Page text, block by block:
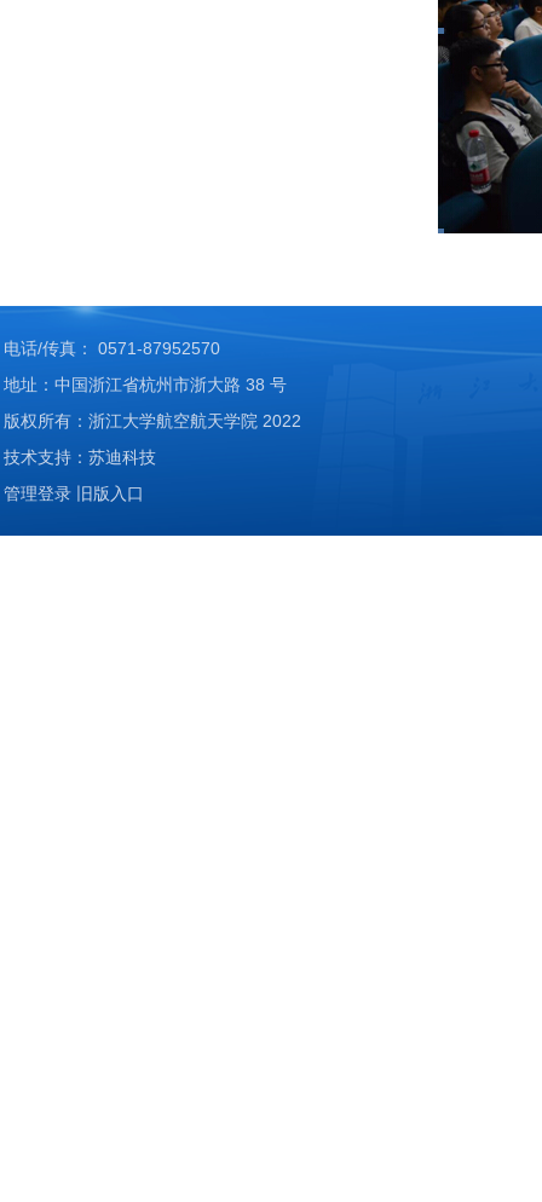
电话/传真： 0571-87952570
地址：中国浙江省杭州市浙大路 38 号
版权所有：浙江大学航空航天学院 2022
技术支持：苏迪科技
管理登录 旧版入口